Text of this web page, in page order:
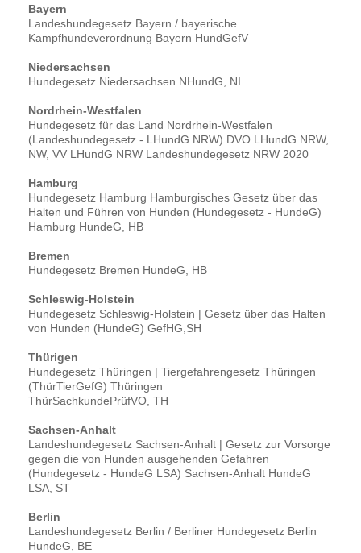
Bayern
Landeshundegesetz Bayern / bayerische
Kampfhundeverordnung Bayern HundGefV
Niedersachsen
Hundegesetz Niedersachsen NHundG, NI
Nordrhein-Westfalen
Hundegesetz für das Land Nordrhein-Westfalen
(Landeshundegesetz - LHundG NRW) DVO LHundG NRW,
NW, VV LHundG NRW Landeshundegesetz NRW 2020
Hamburg
Hundegesetz Hamburg Hamburgisches Gesetz über das
Halten und Führen von Hunden (Hundegesetz - HundeG)
Hamburg HundeG, HB
Bremen
Hundegesetz Bremen HundeG, HB
Schleswig-Holstein
Hundegesetz Schleswig-Holstein | Gesetz über das Halten
von Hunden (HundeG) GefHG,SH
Thürigen
Hundegesetz Thüringen | Tiergefahrengesetz Thüringen
(ThürTierGefG) Thüringen
ThürSachkundePrüfVO, TH
Sachsen-Anhalt
Landeshundegesetz Sachsen-Anhalt | Gesetz zur Vorsorge
gegen die von Hunden ausgehenden Gefahren
(Hundegesetz - HundeG LSA) Sachsen-Anhalt HundeG
LSA, ST
Berlin
Landeshundegesetz Berlin / Berliner Hundegesetz Berlin
HundeG, BE